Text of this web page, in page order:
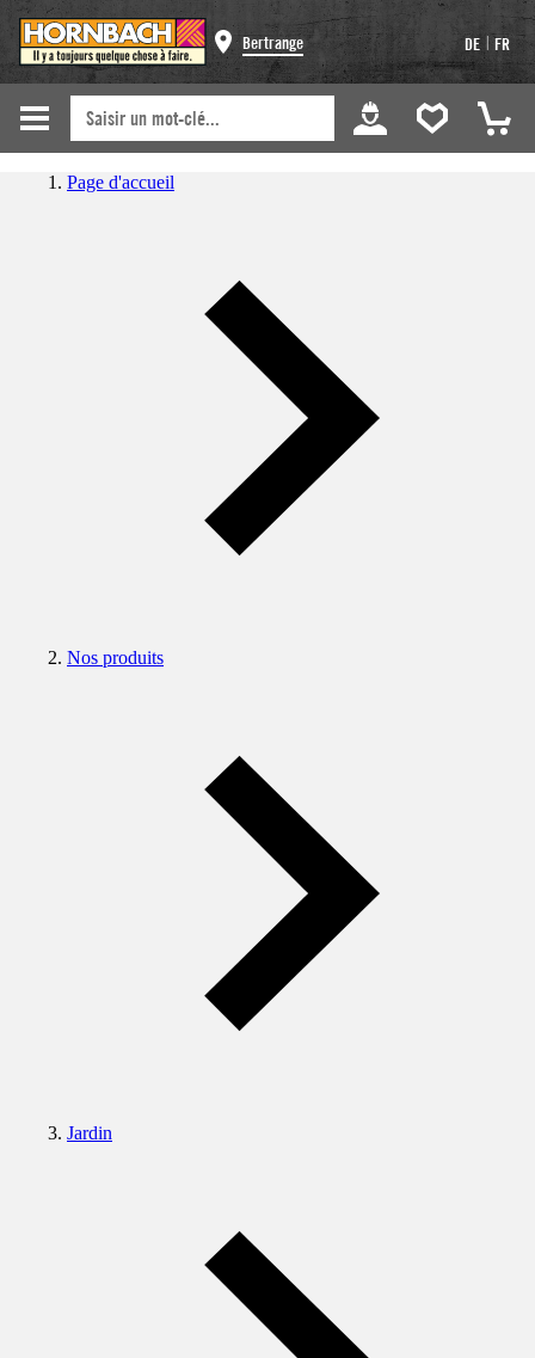
Bertrange DE | FR
Page d'accueil
Nos produits
Jardin